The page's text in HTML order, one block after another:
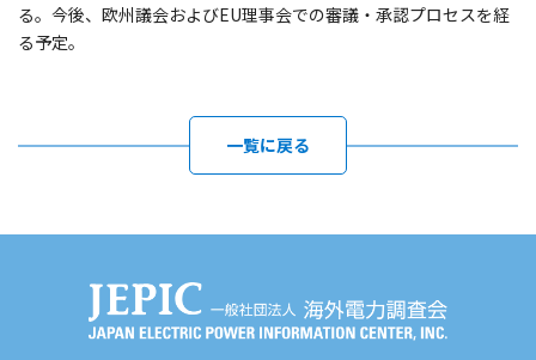
る。今後、欧州議会およびEU理事会での審議・承認プロセスを経
る予定。
一覧に戻る